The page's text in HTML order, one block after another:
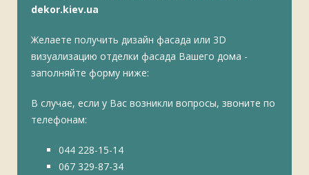
dekor.kiev.ua
Желаете получить дизайн фасада или 3D
визуализацию отделки фасада Вашего дома -
заполняйте форму ниже:
В случае, если у Вас возникли вопросы, звоните по
телефонам:
044 228-15-14
067 329-87-34